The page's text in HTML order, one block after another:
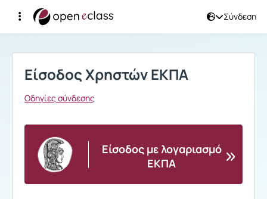
Σύνδεση
Σύνδεση
Είσοδος Χρηστών ΕΚΠΑ
Οδηγίες σύνδεσης
Είσοδος με λογαριασμό
ΕΚΠΑ